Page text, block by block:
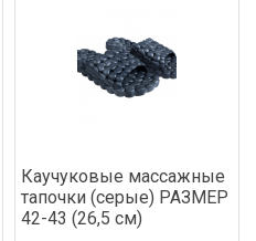
Каучуковые массажные
тапочки (серые) РАЗМЕР
42-43 (26,5 см)